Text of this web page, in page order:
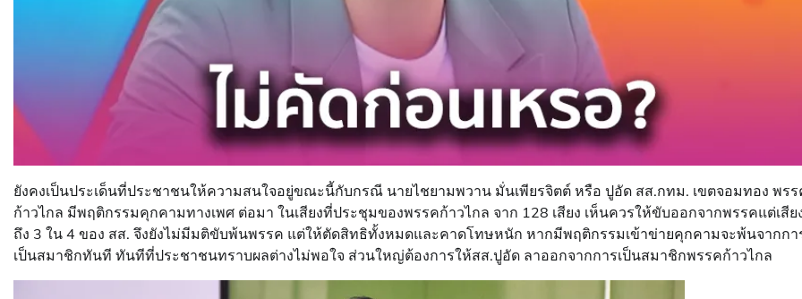
ยังคงเป็นประเด็นที่ประชาชนให้ความสนใจอยู่ขณะนี้กับกรณี นายไชยามพวาน มั่นเพียรจิตต์ หรือ ปูอัด สส.กทม. เขตจอมทอง พรร
ก้าวไกล มีพฤติกรรมคุกคามทางเพศ ต่อมา ในเสียงที่ประชุมของพรรคก้าวไกล จาก 128 เสียง เห็นควรให้ขับออกจากพรรคแต่เสีย
ถึง 3 ใน 4 ของ สส. จึงยังไม่มีมติขับพ้นพรรค แต่ให้ตัดสิทธิทั้งหมดและคาดโทษหนัก หากมีพฤติกรรมเข้าข่ายคุกคามจะพ้นจากกา
เป็นสมาชิกทันที ทันทีที่ประชาชนทราบผลต่างไม่พอใจ ส่วนใหญ่ต้องการให้สส.ปูอัด ลาออกจากการเป็นสมาชิกพรรคก้าวไกล